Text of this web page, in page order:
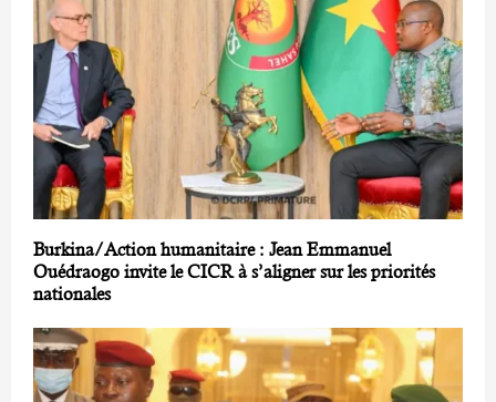
‎Burkina/Action humanitaire : Jean Emmanuel
Ouédraogo invite le CICR à s’aligner sur les priorités
nationales